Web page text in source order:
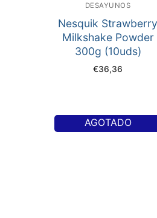
DESAYUNOS
Nesquik Strawberry
Milkshake Powder
300g (10uds)
€36,36
AGOTADO